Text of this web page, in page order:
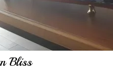
Bliss